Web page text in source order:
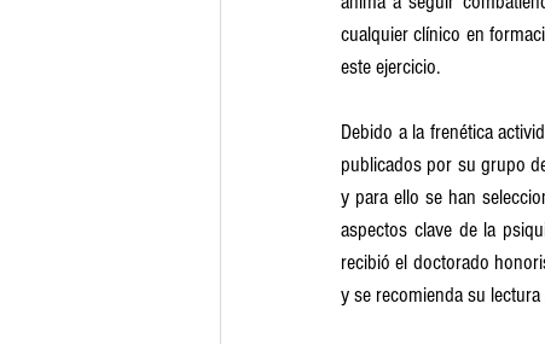
cualquier clínico en
este ejercicio.
Debido a la frenética
publicados por su grupo
y para ello se han
aspectos clave de la
recibió el doctorado
y se recomienda su